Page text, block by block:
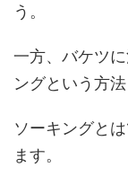
う。
一方、バケツ
ングという方法
ソーキングと
ます。